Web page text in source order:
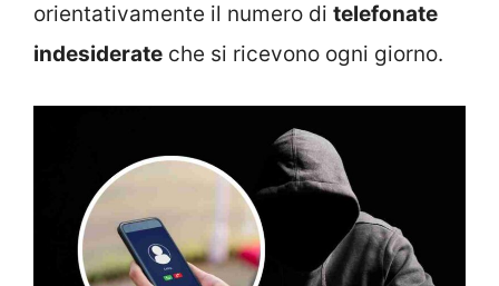
orientativamente il numero di telefonate
indesiderate che si ricevono ogni giorno.